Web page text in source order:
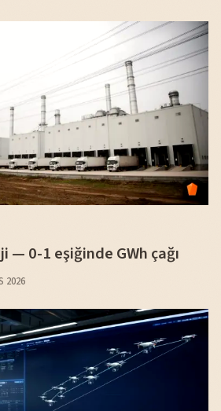
— 0-1 eşiğinde GWh çağı
2026